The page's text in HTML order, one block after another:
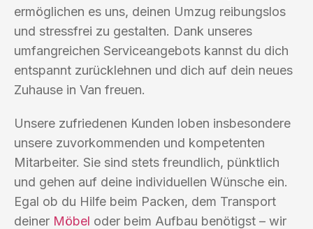
ermöglichen es uns, deinen Umzug reibungslos
und stressfrei zu gestalten. Dank unseres
umfangreichen Serviceangebots kannst du dich
entspannt zurücklehnen und dich auf dein neues
Zuhause in Van freuen.
Unsere zufriedenen Kunden loben insbesondere
unsere zuvorkommenden und kompetenten
Mitarbeiter. Sie sind stets freundlich, pünktlich
und gehen auf deine individuellen Wünsche ein.
Egal ob du Hilfe beim Packen, dem Transport
deiner Möbel oder beim Aufbau benötigst – wir